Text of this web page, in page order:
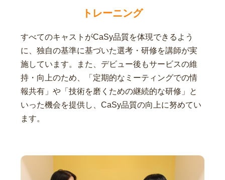
トレーニング
すべてのキャストがCaSy品質を体現できるよう
に、独自の基準に基づいた選考・研修を講師が実
施しています。また、デビュー後もサービスの維
持・向上のため、「定期的なミーティングでの情
報共有」や「技術を磨くための継続的な研修」と
いった機会を提供し、CaSy品質の向上に努めてい
ます。